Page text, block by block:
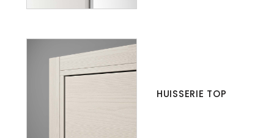
HUISSERIE TOP